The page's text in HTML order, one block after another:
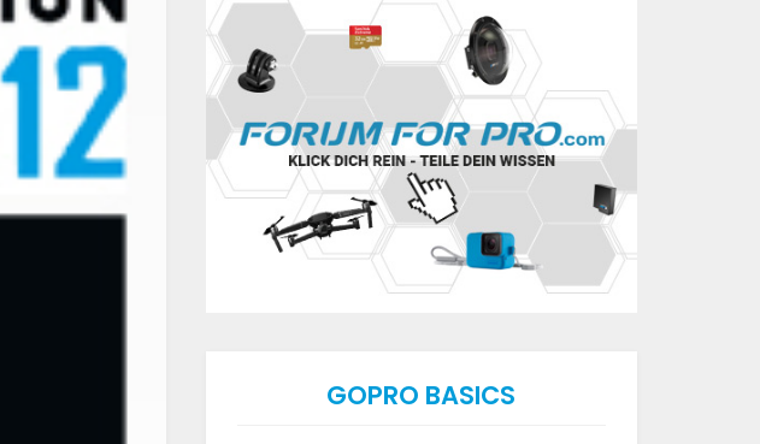
GOPRO BASICS